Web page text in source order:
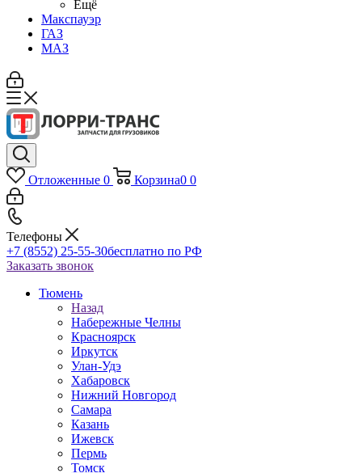
Ещё
Макспауэр
ГАЗ
МАЗ
Отложенные 0 Корзина0 0
Телефоны
+7 (8552) 25-55-30бесплатно по РФ
Заказать звонок
Тюмень
Назад
Набережные Челны
Красноярск
Иркутск
Улан-Удэ
Хабаровск
Нижний Новгород
Самара
Казань
Ижевск
Пермь
Томск